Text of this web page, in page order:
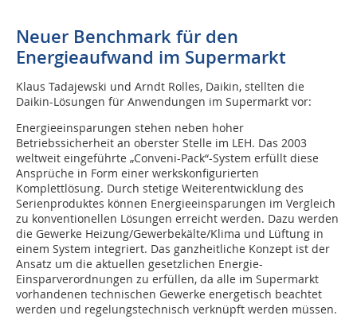
Neuer Benchmark für den
Energieaufwand im Supermarkt
Klaus Tadajewski und Arndt Rolles, Daikin, stellten die
Daikin-Lösungen für Anwendungen im Supermarkt vor:
Energieeinsparungen stehen neben hoher
Betriebssicherheit an oberster Stelle im LEH. Das 2003
weltweit eingeführte „Conveni-Pack“-System erfüllt diese
Ansprüche in Form einer werkskonfigurierten
Komplettlösung. Durch stetige Weiterentwicklung des
Serienproduktes können Energieeinsparungen im Vergleich
zu konventionellen Lösungen erreicht werden. Dazu werden
die Gewerke Heizung/Gewerbekälte/Klima und Lüftung in
einem System integriert. Das ganzheitliche Konzept ist der
Ansatz um die aktuellen gesetzlichen Energie-
Einsparverordnungen zu erfüllen, da alle im Supermarkt
vorhandenen technischen Gewerke energetisch beachtet
werden und regelungstechnisch verknüpft werden müssen.